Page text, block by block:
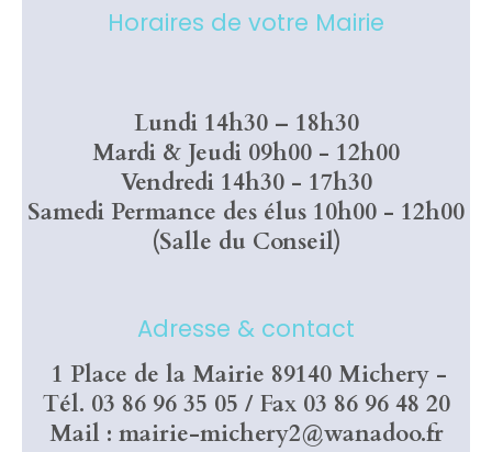
Horaires de votre Mairie
Lundi 14h30 – 18h30
Mardi & Jeudi 09h00 - 12h00
Vendredi 14h30 - 17h30
Samedi Permance des élus 10h00 - 12h00
(Salle du Conseil)
Adresse & contact
1 Place de la Mairie 89140 Michery -
Tél. 03 86 96 35 05 / Fax 03 86 96 48 20
Mail : mairie-michery2@wanadoo.fr